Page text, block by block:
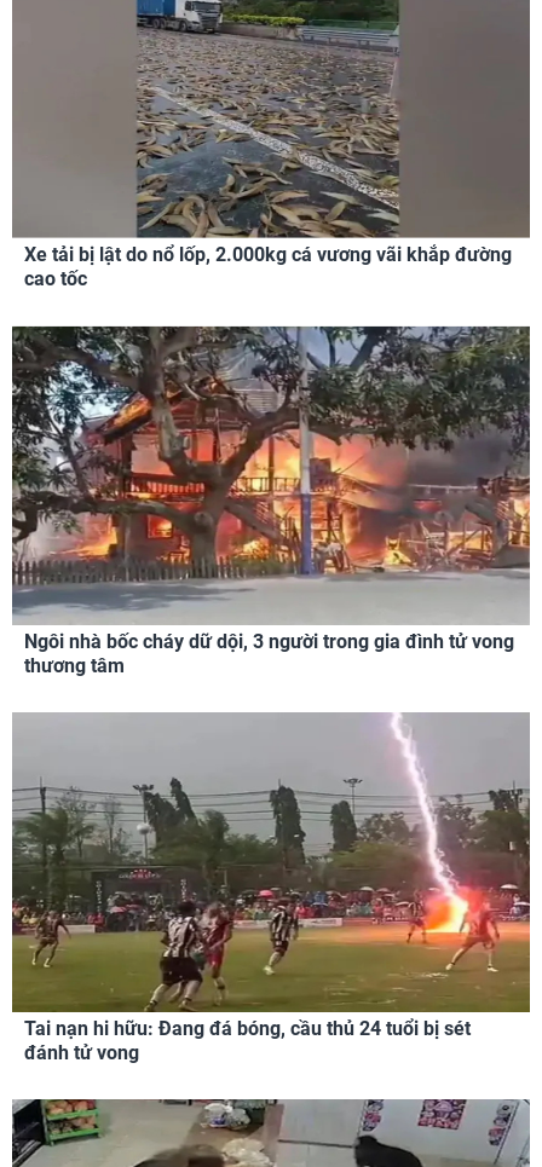
Xe tải bị lật do nổ lốp, 2.000kg cá vương vãi khắp đường
cao tốc
Ngôi nhà bốc cháy dữ dội, 3 người trong gia đình tử vong
thương tâm
Tai nạn hi hữu: Đang đá bóng, cầu thủ 24 tuổi bị sét
đánh tử vong